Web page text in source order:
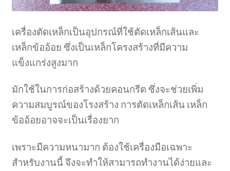
เครื่องตัดเหล็กเป็นอุปกรณ์ที่ใช้ตัดเหล็กเส้นและ
เหล็กข้ออ้อย ซึ่งเป็นเหล็กโครงสร้างที่มีความ
แข็งแกร่งสูงมาก
มักใช้ในการก่อสร้างด้วยคอนกรีต ซึ่งจะช่วยเพิ่ม
ความสมบูรณ์ของโรงสร้าง การตัดเหล็กเส้น เหล็ก
ข้ออ้อยอาจจะเป็นเรื่องยาก
เพราะมีความหนามาก ต้องใช้เครื่องมือเฉพาะ
สำหรับงานนี้ จึงจะทำให้สามารถทำงานได้ง่ายและ